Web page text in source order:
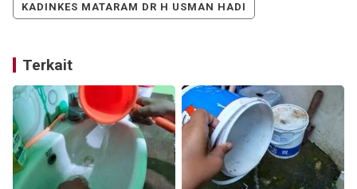
KADINKES MATARAM DR H USMAN HADI
Terkait